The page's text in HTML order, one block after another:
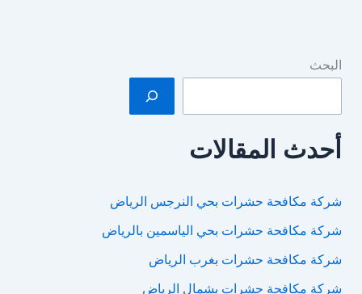
البحث
أحدث المقالات
شركة مكافحة حشرات بحي النرجس الرياض
شركة مكافحة حشرات بحي الياسمين بالرياض
شركة مكافحة حشرات بغرب الرياض
شركة مكافحة حشرات بشمال الرياض